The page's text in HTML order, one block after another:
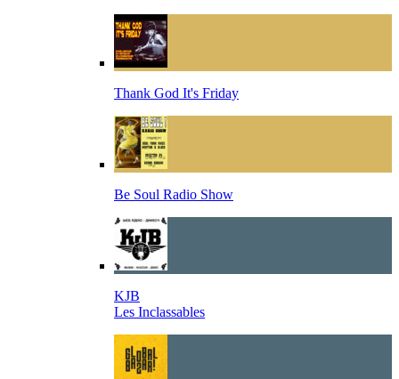
Thank God It's Friday
Be Soul Radio Show
KJB
Les Inclassables